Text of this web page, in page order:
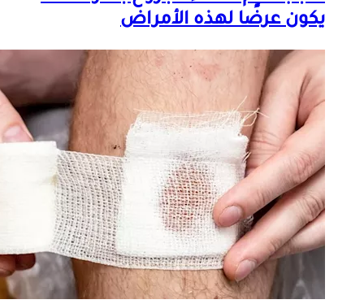
يكون عرضًا لهذه الأمراض